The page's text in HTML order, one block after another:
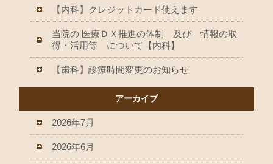
【内科】クレジットカード使えます
当院の 医療ＤＸ推進の体制 及び 情報の取
得・活用等 について【内科】
【歯科】診療時間変更のお知らせ
アーカイブ
2026年7月
2026年6月